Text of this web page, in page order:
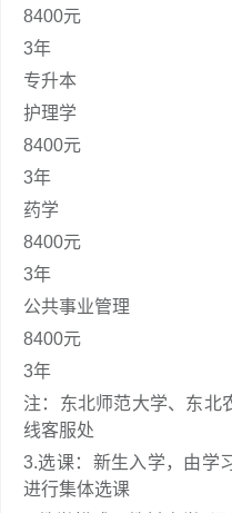
8400元
3年
专升本
护理学
8400元
3年
药学
8400元
3年
公共事业管理
8400元
3年
注：东北师范大学、东北
线客服处
3.选课：新生入学，由学
进行集体选课